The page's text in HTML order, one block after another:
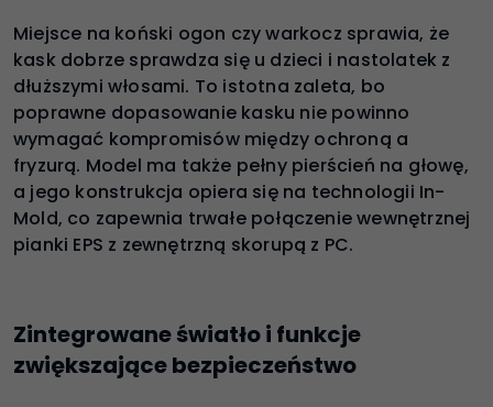
Miejsce na koński ogon czy warkocz sprawia, że
kask dobrze sprawdza się u dzieci i nastolatek z
dłuższymi włosami. To istotna zaleta, bo
poprawne dopasowanie kasku nie powinno
wymagać kompromisów między ochroną a
fryzurą. Model ma także pełny pierścień na głowę,
a jego konstrukcja opiera się na technologii In-
Mold, co zapewnia trwałe połączenie wewnętrznej
pianki EPS z zewnętrzną skorupą z PC.
Zintegrowane światło i funkcje
zwiększające bezpieczeństwo